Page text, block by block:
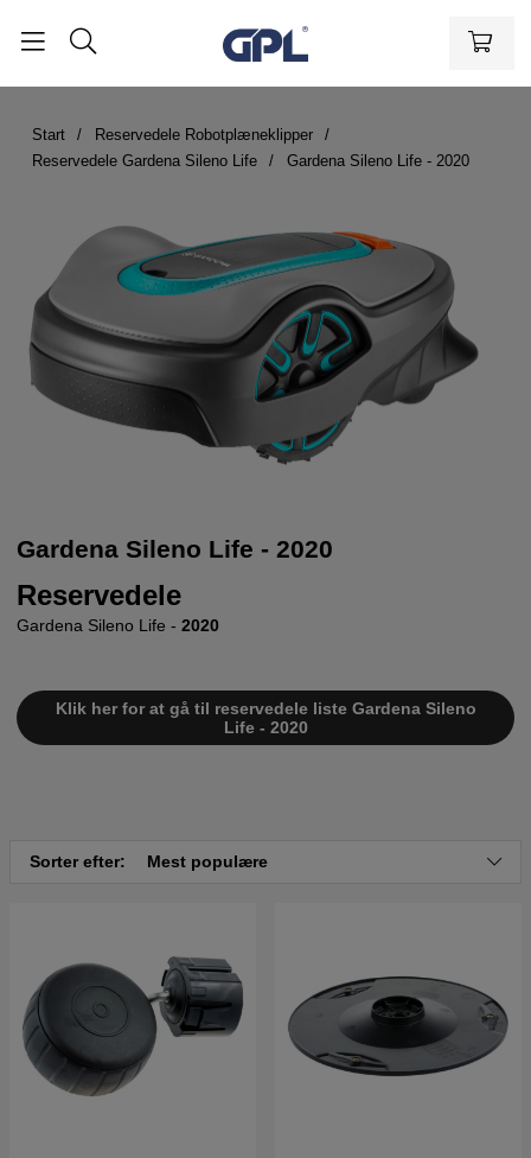
Start
Reservedele Robotplæneklipper
Reservedele Gardena Sileno Life
Gardena Sileno Life - 2020
Gardena Sileno Life - 2020
Reservedele
Gardena Sileno Life - 2020
Klik her for at gå til reservedele liste Gardena Sileno
Life - 2020
Sorter efter: Mest populære